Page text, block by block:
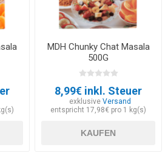
MDH Chunky Chat Masala
500G
8,99€ inkl. Steuer
exklusive Versand
entspricht 17,98€ pro 1 kg(s)
KAUFEN